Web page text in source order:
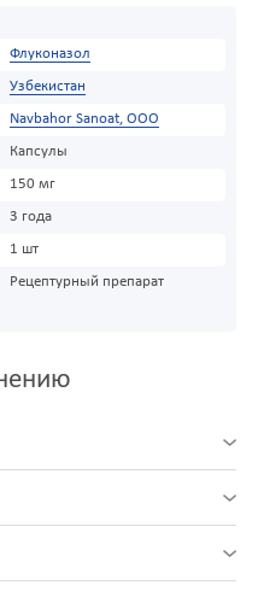
Флуконазол
Узбекистан
Navbahor Sanoat, ООО
Капсулы
150 мг
3 года
1 шт
Рецептурный препарат